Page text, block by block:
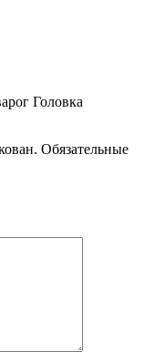
Головка
Обязательные